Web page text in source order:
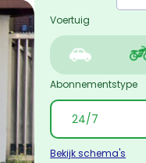
Voertuig
Abonnementstype
Bekijk schema's